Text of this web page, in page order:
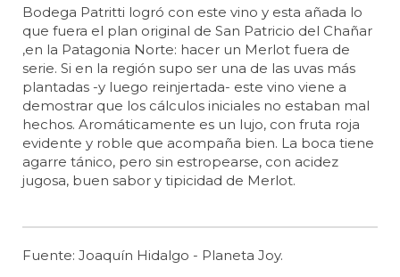
Bodega Patritti logró con este vino y esta añada lo
que fuera el plan original de San Patricio del Chañar
,en la Patagonia Norte: hacer un Merlot fuera de
serie. Si en la región supo ser una de las uvas más
plantadas -y luego reinjertada- este vino viene a
demostrar que los cálculos iniciales no estaban mal
hechos. Aromáticamente es un lujo, con fruta roja
evidente y roble que acompaña bien. La boca tiene
agarre tánico, pero sin estropearse, con acidez
jugosa, buen sabor y tipicidad de Merlot.
Fuente: Joaquín Hidalgo - Planeta Joy.